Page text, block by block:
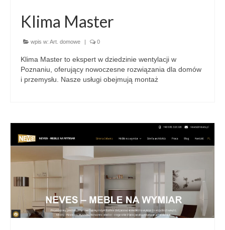
Klima Master
wpis w: Art. domowe | 0
Klima Master to ekspert w dziedzinie wentylacji w
Poznaniu, oferujący nowoczesne rozwiązania dla domów
i przemysłu. Nasze usługi obejmują montaż